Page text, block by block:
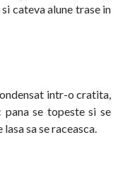
cateva alune trase in
intr-o cratita,
se topeste si se
sa se raceasca.